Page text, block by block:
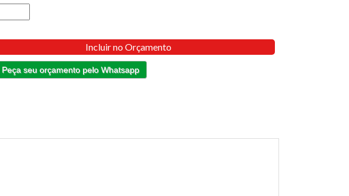
Incluir no Orçamento
Peça seu orçamento pelo Whatsapp